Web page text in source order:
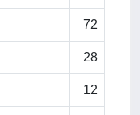
72
28
12